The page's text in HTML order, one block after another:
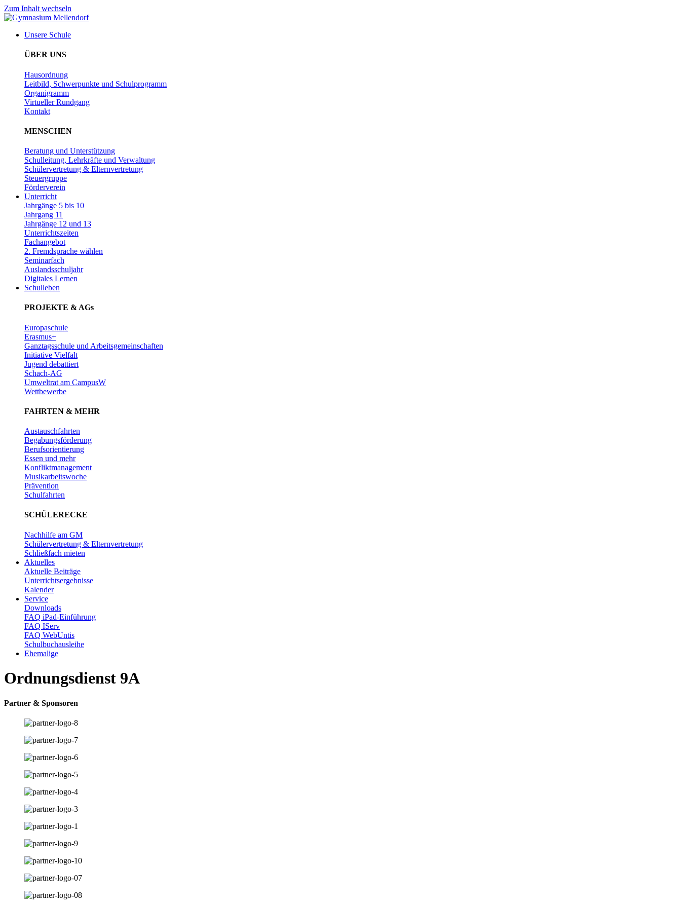
Zum Inhalt wechseln
Unsere Schule
ÜBER UNS
Hausordnung
Leitbild, Schwerpunkte und Schulprogramm
Organigramm
Virtueller Rundgang
Kontakt
MENSCHEN
Beratung und Unterstützung
Schulleitung, Lehrkräfte und Verwaltung
Schülervertretung & Elternvertretung
Steuergruppe
Förderverein
Unterricht
Jahrgänge 5 bis 10
Jahrgang 11
Jahrgänge 12 und 13
Unterrichtszeiten
Fachangebot
2. Fremdsprache wählen
Seminarfach
Auslandsschuljahr
Digitales Lernen
Schulleben
PROJEKTE & AGs
Europaschule
Erasmus+
Ganztagsschule und Arbeitsgemeinschaften
Initiative Vielfalt
Jugend debattiert
Schach-AG
Umweltrat am CampusW
Wettbewerbe
FAHRTEN & MEHR
Austauschfahrten
Begabungsförderung
Berufsorientierung
Essen und mehr
Konfliktmanagement
Musikarbeitswoche
Prävention
Schulfahrten
SCHÜLERECKE
Nachhilfe am GM
Schülervertretung & Elternvertretung
Schließfach mieten
Aktuelles
Aktuelle Beiträge
Unterrichtsergebnisse
Kalender
Service
Downloads
FAQ iPad-Einführung
FAQ IServ
FAQ WebUntis
Schulbuchausleihe
Ehemalige
Ordnungsdienst 9A
Partner & Sponsoren